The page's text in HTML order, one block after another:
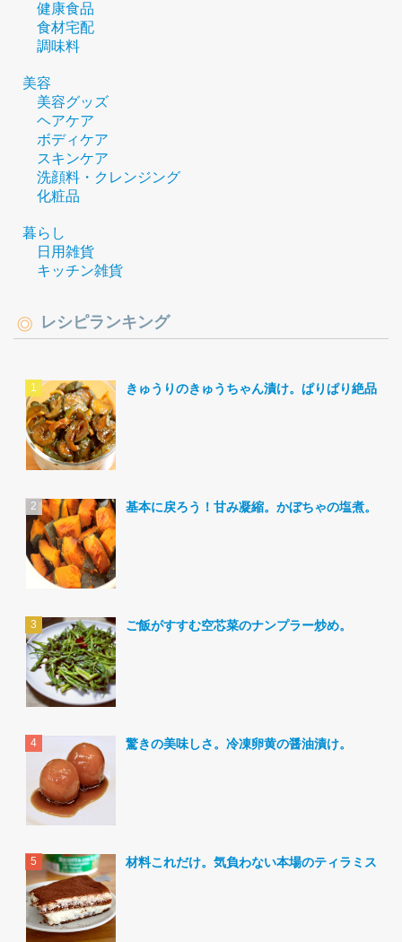
健康食品
食材宅配
調味料
美容
美容グッズ
ヘアケア
ボディケア
スキンケア
洗顔料・クレンジング
化粧品
暮らし
日用雑貨
キッチン雑貨
レシピランキング
きゅうりのきゅうちゃん漬け。ぱりぱり絶品。
基本に戻ろう！甘み凝縮。かぼちゃの塩煮。
ご飯がすすむ空芯菜のナンプラー炒め。
驚きの美味しさ。冷凍卵黄の醤油漬け。
材料これだけ。気負わない本場のティラミス。